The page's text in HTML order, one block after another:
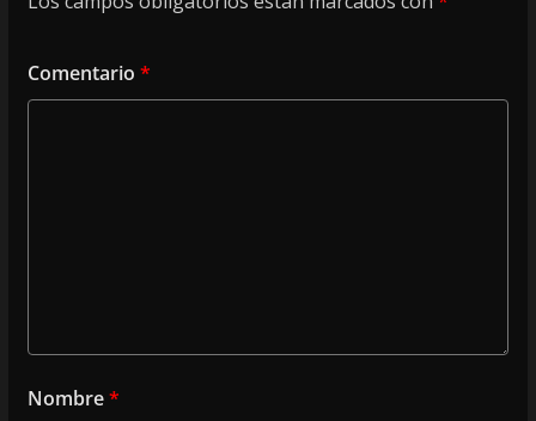
Comentario *
Nombre*